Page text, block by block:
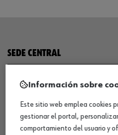
SEDE CENTRAL
CENTRO LOGÍSTICO / MUSEO
SOBRE WÜRTH
Información sobre
Este sitio web emplea cookies
gestionar el portal,
comportamiento del usuario y